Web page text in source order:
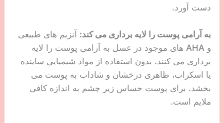
دست آورد.
به آرامی پوست را لایه برداری می کند: آنزیم های طبیعی
و AHA های موجود در عسل به آرامی پوست را لایه
برداری می کنند. بدون استفاده از مواد شیمیایی ساینده
یا اسکراب، ظاهری درخشان و شاداب به پوست می
بخشد. برای پوست حساس زیر چشم به اندازه کافی
ملایم است.